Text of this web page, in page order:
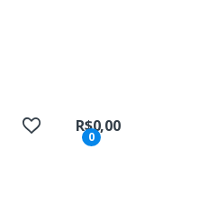
0
R$0,00